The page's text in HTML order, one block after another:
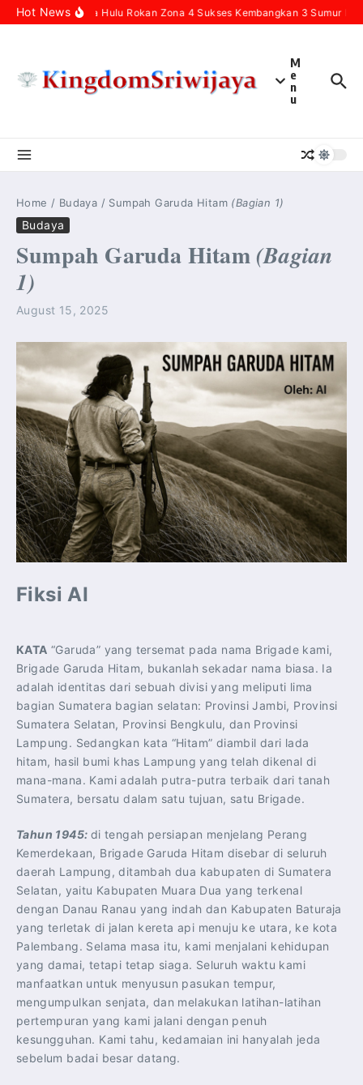
Skip to content
Hot NewsPertamina Hulu Rokan Zona 4 Sukses Kembangkan 3 Sumur
M
e
n
u
Home / Budaya / Sumpah Garuda Hitam (Bagian 1)
Budaya
Sumpah Garuda Hitam(Bagian
1)
August 15, 2025
Fiksi AI
KATA “Garuda” yang tersemat pada nama Brigade kami,
Brigade Garuda Hitam, bukanlah sekadar nama biasa. Ia
adalah identitas dari sebuah divisi yang meliputi lima
bagian Sumatera bagian selatan: Provinsi Jambi, Provinsi
Sumatera Selatan, Provinsi Bengkulu, dan Provinsi
Lampung. Sedangkan kata “Hitam” diambil dari lada
hitam, hasil bumi khas Lampung yang telah dikenal di
mana-mana. Kami adalah putra-putra terbaik dari tanah
Sumatera, bersatu dalam satu tujuan, satu Brigade.
Tahun 1945: di tengah persiapan menjelang Perang
Kemerdekaan, Brigade Garuda Hitam disebar di seluruh
daerah Lampung, ditambah dua kabupaten di Sumatera
Selatan, yaitu Kabupaten Muara Dua yang terkenal
dengan Danau Ranau yang indah dan Kabupaten Baturaja
yang terletak di jalan kereta api menuju ke utara, ke kota
Palembang. Selama masa itu, kami menjalani kehidupan
yang damai, tetapi tetap siaga. Seluruh waktu kami
manfaatkan untuk menyusun pasukan tempur,
mengumpulkan senjata, dan melakukan latihan-latihan
pertempuran yang kami jalani dengan penuh
kesungguhan. Kami tahu, kedamaian ini hanyalah jeda
sebelum badai besar datang.